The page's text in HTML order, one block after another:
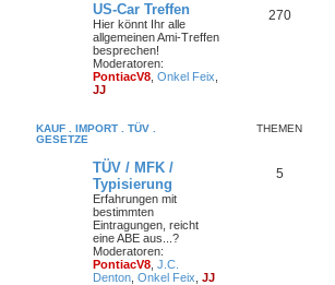
US-Car Treffen
Hier könnt Ihr alle
allgemeinen Ami-Treffen
besprechen!
Moderatoren:
PontiacV8 Onkel Feix
JJ
270
KAUF . IMPORT . TÜV .
GESETZE
THEMEN
TÜV / MFK /
Typisierung
Erfahrungen mit
bestimmten
Eintragungen, reicht
eine ABE aus...?
Moderatoren:
PontiacV8 J.C.
Denton Onkel Feix JJ
5